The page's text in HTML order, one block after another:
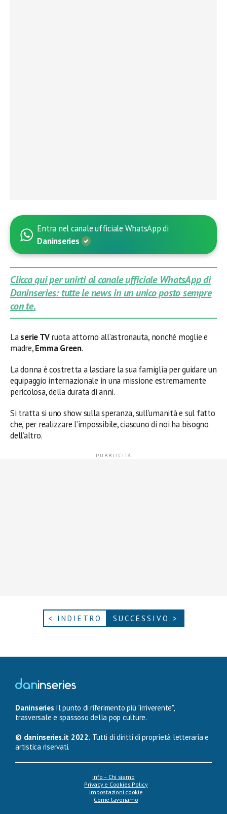
Entra nel canale ufficiale WhatsApp di
Daninseries
Clicca qui per unirti al canale ufficiale WhatsApp di
Daninseries: tutte le news in un unico posto sempre
con te.
Laserie TVruota attorno all’astronauta, nonché moglie e
madre,Emma Green.
La donna è costretta a lasciare la sua famiglia per guidare un
equipaggio internazionale in una missione estremamente
pericolosa, della durata di anni.
Si tratta si uno show sulla speranza, sull’umanità e sul fatto
che, per realizzare l’impossibile, ciascuno di noi ha bisogno
dell’altro.
< INDIETRO SUCCESSIVO >
Daninseries Il punto di riferimento più "irriverente",
trasversale e spassoso della pop culture.
© daninseries.it 2022. Tutti di diritti di proprietà letteraria e
artistica riservati.
Info – Chi siamo
Privacy e Cookies Policy
Impostazioni cookie
Come lavoriamo